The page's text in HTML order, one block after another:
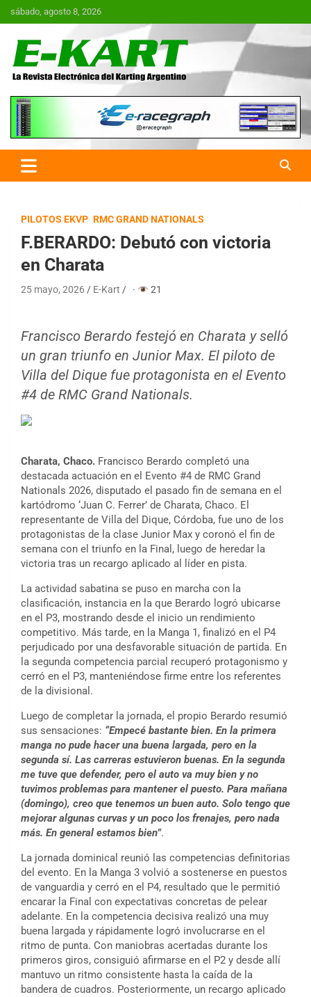
Saltar
al
sábado, agosto 8, 2026
E-Kart.com.ar | La Revista
Electrónica del Karting en
Argentina
PILOTOS EKVP RMC GRAND NATIONALS
F.BERARDO: Debutó con victoria
en Charata
25 mayo, 2026 E-Kart · 21
Francisco Berardo festejó en Charata y selló
un gran triunfo en Junior Max. El piloto de
Villa del Dique fue protagonista en el Evento
#4 de RMC Grand Nationals.
Charata, Chaco. Francisco Berardo completó una
destacada actuación en el Evento #4 de RMC Grand
Nationals 2026, disputado el pasado fin de semana en el
kartódromo ‘Juan C. Ferrer’ de Charata, Chaco. El
representante de Villa del Dique, Córdoba, fue uno de los
protagonistas de la clase Junior Max y coronó el fin de
semana con el triunfo en la Final, luego de heredar la
victoria tras un recargo aplicado al líder en pista.
La actividad sabatina se puso en marcha con la
clasificación, instancia en la que Berardo logró ubicarse
en el P3, mostrando desde el inicio un rendimiento
competitivo. Más tarde, en la Manga 1, finalizó en el P4
perjudicado por una desfavorable situación de partida. En
la segunda competencia parcial recuperó protagonismo y
cerró en el P3, manteniéndose firme entre los referentes
de la divisional.
Luego de completar la jornada, el propio Berardo resumió
sus sensaciones: “Empecé bastante bien. En la primera
manga no pude hacer una buena largada, pero en la
segunda sí. Las carreras estuvieron buenas. En la segunda
me tuve que defender, pero el auto va muy bien y no
tuvimos problemas para mantener el puesto. Para mañana
(domingo), creo que tenemos un buen auto. Solo tengo que
mejorar algunas curvas y un poco los frenajes, pero nada
más. En general estamos bien”.
La jornada dominical reunió las competencias definitorias
del evento. En la Manga 3 volvió a sostenerse en puestos
de vanguardia y cerró en el P4, resultado que le permitió
encarar la Final con expectativas concretas de pelear
adelante. En la competencia decisiva realizó una muy
buena largada y rápidamente logró involucrarse en el
ritmo de punta. Con maniobras acertadas durante los
primeros giros, consiguió afirmarse en el P2 y desde allí
mantuvo un ritmo consistente hasta la caída de la
bandera de cuadros. Posteriormente, un recargo aplicado